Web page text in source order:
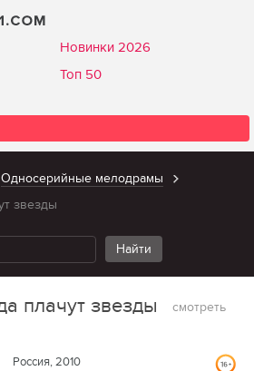
Новинки 2026
Топ 50
Односерийные мелодрамы
звезды
плачут звезды
смотреть
Россия, 2010